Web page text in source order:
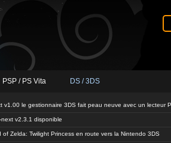
PSP / PS Vita DS / 3DS
v1.00 le gestionnaire 3DS fait peau neuve avec un lecteur
v2.3.1 disponible
Zelda: Twilight Princess en route vers la Nintendo 3DS